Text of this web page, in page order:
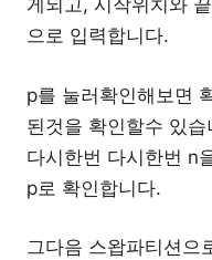
게되고, 시작위치와
으로 입력합니다.
p를 눌러확인해보면
된것을 확인할수 있습
다시한번 다시한번 n
p로 확인합니다.
그다음 스왑파티션으